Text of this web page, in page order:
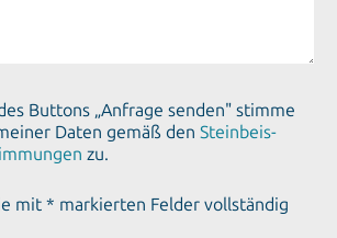
Buttons „Anfrage senden" stimme
Daten gemäß den Steinbeis-
zu.
mit * markierten Felder vollständig